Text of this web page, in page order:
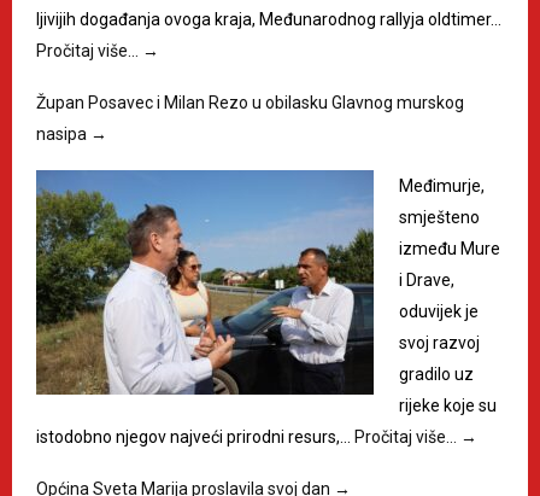
ljivijih događanja ovoga kraja, Međunarodnog rallyja oldtimer…
Pročitaj više… →
Župan Posavec i Milan Rezo u obilasku Glavnog murskog
nasipa →
Međimurje,
smješteno
između Mure
i Drave,
oduvijek je
svoj razvoj
gradilo uz
rijeke koje su
istodobno njegov najveći prirodni resurs,… Pročitaj više… →
Općina Sveta Marija proslavila svoj dan →